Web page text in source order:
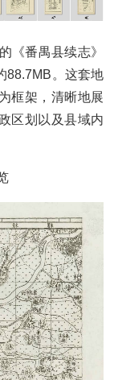
《番禺县续志》
88.7MB。这套地
框架，清晰地展
区划以及县域内